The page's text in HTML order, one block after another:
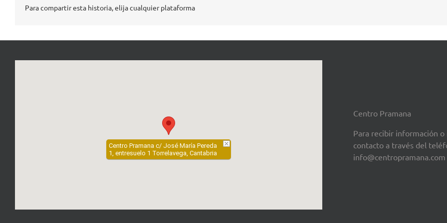
Para compartir esta historia, elija cualquier plataforma
Centro Pramana c/ José María Pereda
1, entresuelo 1 Torrelavega, Cantabria
Centro Pramana
Para recibir información
contacto a través del
info@centropramana.com